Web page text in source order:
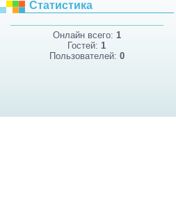
Статистика
Онлайн всего: 1
Гостей:1
Пользователей: 0